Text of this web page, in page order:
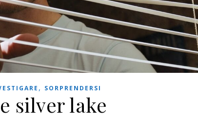
, SORPRENDERSI
silver lake